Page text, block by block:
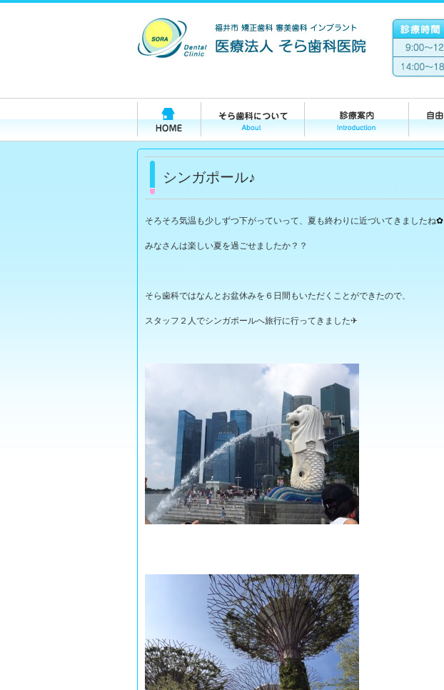
シンガポール♪
そろそろ気温も少しずつ下がっていって、夏も終わりに近づいてきましたね✿
みなさんは楽しい夏を過ごせましたか？？
そら歯科ではなんとお盆休みを６日間もいただくことができたので、
スタッフ２人でシンガポールへ旅行に行ってきました✈